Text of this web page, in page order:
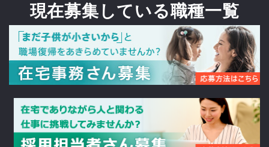
現在募集している職種一覧